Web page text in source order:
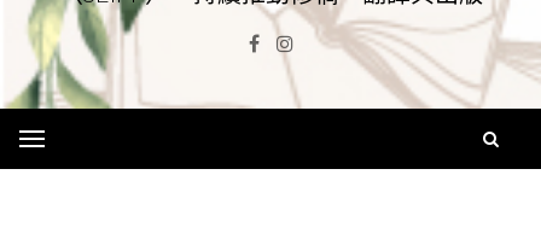
Facebook
Instagram